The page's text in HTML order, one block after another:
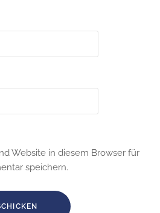
Website in diesem Browser für
speichern.